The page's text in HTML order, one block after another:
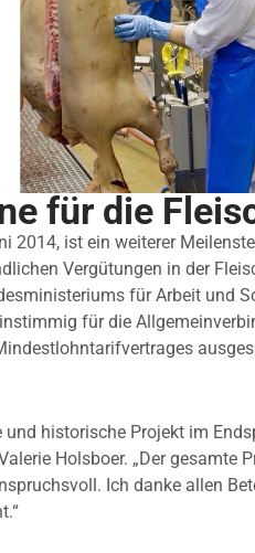
für die
2014, ist ein weiterer
Vergütungen in der
für Arbeit und
für die
historische Projekt im
Holsboer. „Der gesamte
Ich danke allen